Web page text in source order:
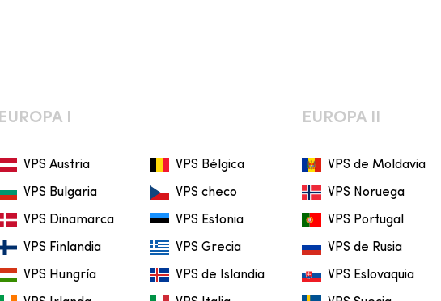
EUROPA I
VPS Austria VPS Bélgica
VPS Bulgaria VPS checo
VPS Dinamarca VPS Estonia
VPS Finlandia VPS Grecia
VPS Hungría VPS de Islandia
EUROPA II
VPS de Moldavia
VPS Noruega
VPS Portugal
VPS de Rusia
VPS Eslovaquia